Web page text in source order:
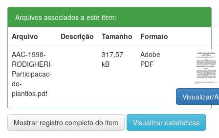
Arquivos associados a este item:
Arquivo
Descrição Tamanho
Formato
AAC-1998-
RODIGHERI-
Participacao-
de-
plantios.pdf
317,57
kB
Adobe
PDF
Visualizar/
Mostrar registro completo do item Visualizar estatísticas